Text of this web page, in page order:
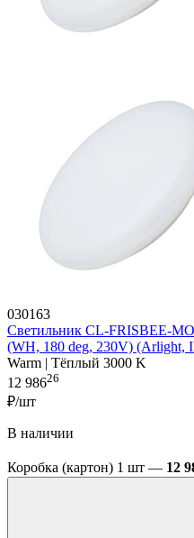
030163
Светильник CL-FRISBEE-
(WH, 180 deg, 230V) (Arlight,
Warm | Тёплый 3000 K
12 98626
₽/шт
В наличии
Коробка (картон) 1 шт — 12